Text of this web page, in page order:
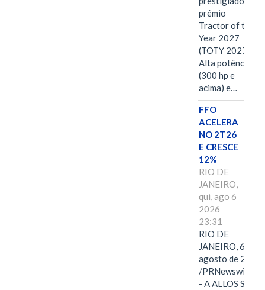
prêmio
Tractor of the
Year 2027
(TOTY 2027:
Alta potência
(300 hp e
acima) e…
FFO
ACELERA
NO 2T26
E CRESCE
12%
RIO DE
JANEIRO,
qui, ago 6
2026
23:31
RIO DE
JANEIRO, 6 de
agosto de 2026
/PRNewswire/ -
- A ALLOS S.A.